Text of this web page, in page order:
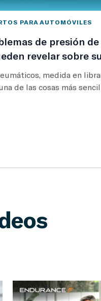
PARA AUTOMÓVILES
de presión
revelar sobre
medida en
de las cosas más